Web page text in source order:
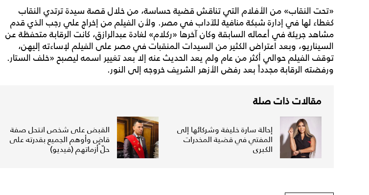
«تحت النقاب» من الأفلام التي تناقش قضية حساسة، من خلال قصة سيدة ترتدي النقاب
كغطاء لها في إدارة شبكة منافية للآداب في مصر. ولأن الفيلم من إخراج علي رجب الذي قدم
مشاهد جريئة في أعماله السابقة وكان آخرها «ركلام» لغادة عبدالرازق، كانت الرقابة متحفظة عن
السيناريو، وبعد اعتراض الكثير من السيدات المنقبات في مصر على الفيلم لإساءته إليهن،
توقف الفيلم حوالي أكثر من عام ولم يعد الحديث عنه إلا بعد تغيير اسمه ليصبح «خلف الستار.
ورفضته الرقابة مجدداً بعد رفض الأزهر الشريف خروجه إلى النور.
مقالات ذات صلة
إحالة سارة خليفة وشركائها إلى
المفتي في قضية المخدرات
الكبرى
القبض على شخص انتحل صفة
قاضٍ وأوهم الجميع بقدرته على
حلّ أزماتهم (فيديو)